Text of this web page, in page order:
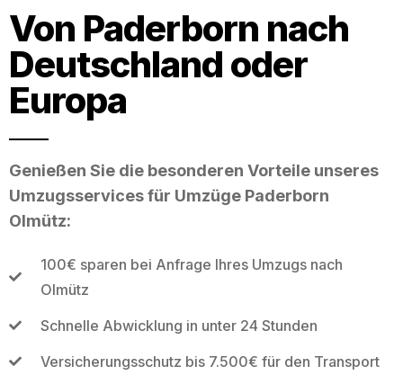
Von Paderborn nach
Deutschland oder
Europa
Genießen Sie die besonderen Vorteile unseres
Umzugsservices für Umzüge Paderborn
Olmütz:
100€ sparen bei Anfrage Ihres Umzugs nach
Olmütz
Schnelle Abwicklung in unter 24 Stunden
Versicherungsschutz bis 7.500€ für den Transport